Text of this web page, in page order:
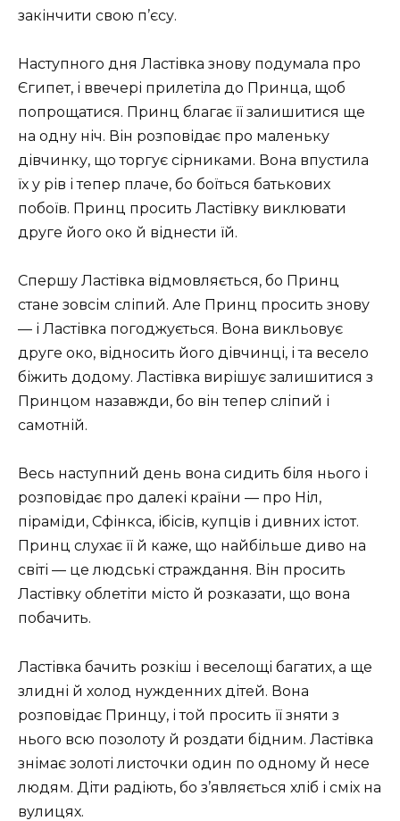
закінчити свою п’єсу.
Наступного дня Ластівка знову подумала про
Єгипет, і ввечері прилетіла до Принца, щоб
попрощатися. Принц благає її залишитися ще
на одну ніч. Він розповідає про маленьку
дівчинку, що торгує сірниками. Вона впустила
їх у рів і тепер плаче, бо боїться батькових
побоїв. Принц просить Ластівку виклювати
друге його око й віднести їй.
Спершу Ластівка відмовляється, бо Принц
стане зовсім сліпий. Але Принц просить знову
— і Ластівка погоджується. Вона викльовує
друге око, відносить його дівчинці, і та весело
біжить додому. Ластівка вирішує залишитися з
Принцом назавжди, бо він тепер сліпий і
самотній.
Весь наступний день вона сидить біля нього і
розповідає про далекі країни — про Ніл,
піраміди, Сфінкса, ібісів, купців і дивних істот.
Принц слухає її й каже, що найбільше диво на
світі — це людські страждання. Він просить
Ластівку облетіти місто й розказати, що вона
побачить.
Ластівка бачить розкіш і веселощі багатих, а ще
злидні й холод нужденних дітей. Вона
розповідає Принцу, і той просить її зняти з
нього всю позолоту й роздати бідним. Ластівка
знімає золоті листочки один по одному й несе
людям. Діти радіють, бо з’являється хліб і сміх на
вулицях.